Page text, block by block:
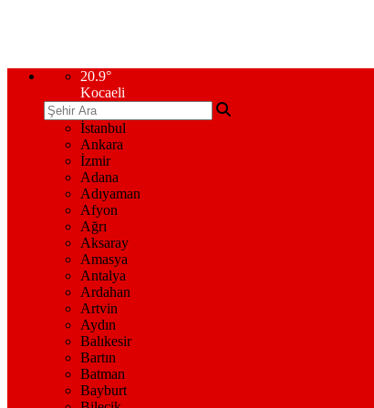
20.9°
Kocaeli
İstanbul
Ankara
İzmir
Adana
Adıyaman
Afyon
Ağrı
Aksaray
Amasya
Antalya
Ardahan
Artvin
Aydın
Balıkesir
Bartın
Batman
Bayburt